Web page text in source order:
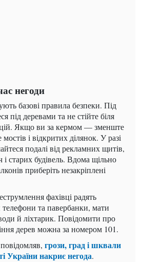
негоди
базові правила безпеки. Під
під деревами та не стійте біля
Якщо ви за кермом — зменште
і відкритих ділянок. У разі
подалі від рекламних щитів,
і старих будівель. Вдома щільно
приберіть незакріплені
фахівці радять
телефони та павербанки, мати
й ліхтарик. Повідомити про
дерев можна за номером 101.
грози, град і шквали
України накриє негода.